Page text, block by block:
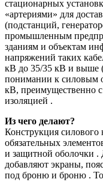
стационарных
«артериями» для
(подстанций,
промышленным
зданиям и объектам
напряжений таких
кВ до 35/35 кВ и выше
понимании к силовым
кВ, преимущественно
изоляцией .
Из чего делают?
Конструкция силового
обязательных
и защитной оболочки .
добавляют экраны,
под броню и броню .